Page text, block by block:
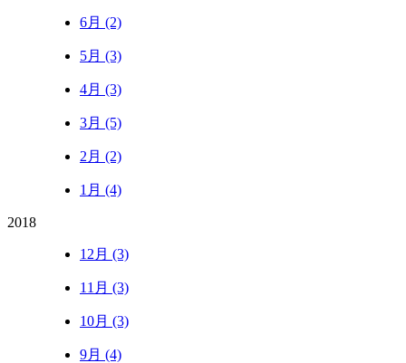
6月 (2)
5月 (3)
4月 (3)
3月 (5)
2月 (2)
1月 (4)
2018
12月 (3)
11月 (3)
10月 (3)
9月 (4)